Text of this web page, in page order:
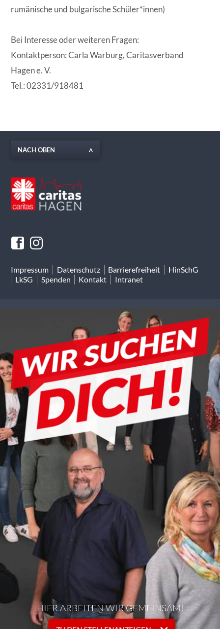
rumänische und bulgarische Schüler*innen)
Bei Interesse oder weiteren Fragen:
Kontaktperson: Carla Warburg, Caritasverband
Hagen e. V.
Tel.: 02331/918481
NACH OBEN
Impressum Datenschutz Barrierefreiheit
HinSchG
LkSG
Spenden Kontakt Intranet
HIER ARBEITEN WIR GEMEINSAM!